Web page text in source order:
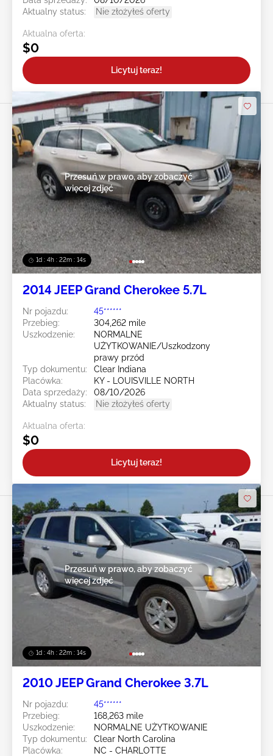
Aktualny status:
Nie złożyłeś oferty
Aktualna oferta:
$0
Licytuj teraz!
1d : 4h : 22m : 12s
Przesuń w prawo, aby zobaczyć
więcej zdjęć
2014 JEEP Grand Cherokee 5.7L
Nr pojazdu:
45******
Przebieg:
304,262 mile
Uszkodzenie:
NORMALNE
UŻYTKOWANIE/Uszkodzony
prawy przód
Typ dokumentu:
Clear Indiana
Placówka:
KY - LOUISVILLE NORTH
Data sprzedaży:
08/10/2026
Aktualny status:
Nie złożyłeś oferty
Aktualna oferta:
$0
Licytuj teraz!
1d : 4h : 22m : 12s
Przesuń w prawo, aby zobaczyć
więcej zdjęć
2010 JEEP Grand Cherokee 3.7L
Nr pojazdu:
45******
Przebieg:
168,263 mile
Uszkodzenie:
NORMALNE UŻYTKOWANIE
Typ dokumentu:
Clear North Carolina
Placówka:
NC - CHARLOTTE